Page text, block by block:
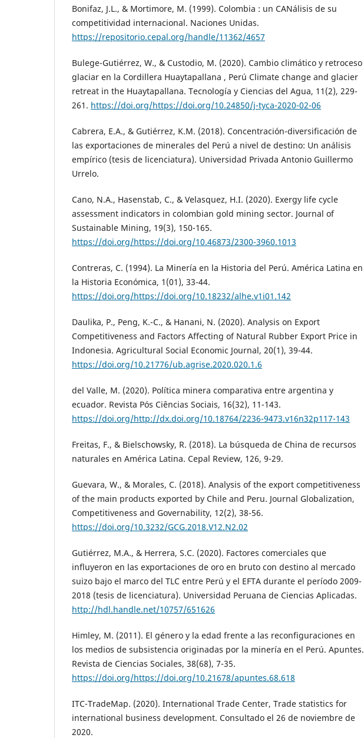
Bonifaz, J.L., & Mortimore, M. (1999). Colombia : un CANálisis de su
competitividad internacional. Naciones Unidas.
https://repositorio.cepal.org/handle/11362/4657
Bulege-Gutiérrez, W., & Custodio, M. (2020). Cambio climático y retroceso
glaciar en la Cordillera Huaytapallana , Perú Climate change and glacier
retreat in the Huaytapallana. Tecnología y Ciencias del Agua, 11(2), 229-
261. https://doi.org/https://doi.org/10.24850/j-tyca-2020-02-06
Cabrera, E.A., & Gutiérrez, K.M. (2018). Concentración-diversificación de
las exportaciones de minerales del Perú a nivel de destino: Un análisis
empírico (tesis de licenciatura). Universidad Privada Antonio Guillermo
Urrelo.
Cano, N.A., Hasenstab, C., & Velasquez, H.I. (2020). Exergy life cycle
assessment indicators in colombian gold mining sector. Journal of
Sustainable Mining, 19(3), 150-165.
https://doi.org/https://doi.org/10.46873/2300-3960.1013
Contreras, C. (1994). La Minería en la Historia del Perú. América Latina en
la Historia Económica, 1(01), 33-44.
https://doi.org/https://doi.org/10.18232/alhe.v1i01.142
Daulika, P., Peng, K.-C., & Hanani, N. (2020). Analysis on Export
Competitiveness and Factors Affecting of Natural Rubber Export Price in
Indonesia. Agricultural Social Economic Journal, 20(1), 39-44.
https://doi.org/10.21776/ub.agrise.2020.020.1.6
del Valle, M. (2020). Política minera comparativa entre argentina y
ecuador. Revista Pós Ciências Sociais, 16(32), 11-143.
https://doi.org/http://dx.doi.org/10.18764/2236-9473.v16n32p117-143
Freitas, F., & Bielschowsky, R. (2018). La búsqueda de China de recursos
naturales en América Latina. Cepal Review, 126, 9-29.
Guevara, W., & Morales, C. (2018). Analysis of the export competitiveness
of the main products exported by Chile and Peru. Journal Globalization,
Competitiveness and Governability, 12(2), 38-56.
https://doi.org/10.3232/GCG.2018.V12.N2.02
Gutiérrez, M.A., & Herrera, S.C. (2020). Factores comerciales que
influyeron en las exportaciones de oro en bruto con destino al mercado
suizo bajo el marco del TLC entre Perú y el EFTA durante el período 2009-
2018 (tesis de licenciatura). Universidad Peruana de Ciencias Aplicadas.
http://hdl.handle.net/10757/651626
Himley, M. (2011). El género y la edad frente a las reconfiguraciones en
los medios de subsistencia originadas por la minería en el Perú. Apuntes.
Revista de Ciencias Sociales, 38(68), 7-35.
https://doi.org/https://doi.org/10.21678/apuntes.68.618
ITC-TradeMap. (2020). International Trade Center, Trade statistics for
international business development. Consultado el 26 de noviembre de
2020.